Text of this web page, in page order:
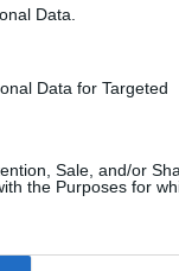
Data.
Data for Targeted
Sale, and/or
the Purposes for
y amarillas.
ahogados.
las olas con
de socorristas.
de intrépidos
¡Ahora, a las